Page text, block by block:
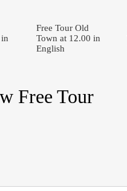
Free Tour Old
Town at 12.00 in
English
Free Tour